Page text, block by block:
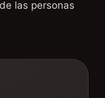
las personas